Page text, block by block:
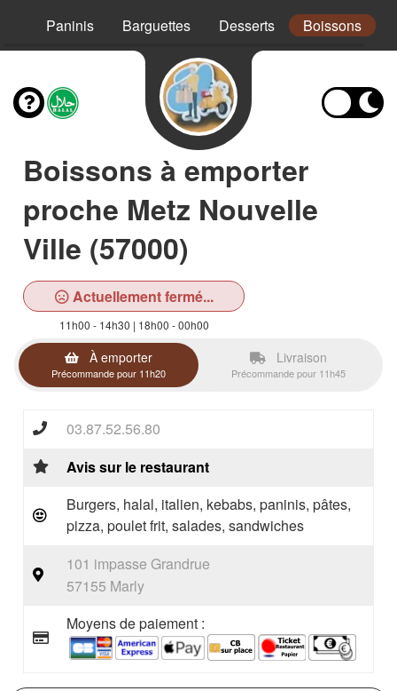
Paninis Barguettes Desserts Boissons
Boissons à emporter
proche Metz Nouvelle
Ville (57000)
Actuellement fermé...
11h00 - 14h30 | 18h00 - 00h00
À emporter
Précommande pour 11h20
Livraison
Précommande pour 11h45
03.87.52.56.80
Avis sur le restaurant
Burgers, halal, italien, kebabs, paninis, pâtes,
pizza, poulet frit, salades, sandwiches
101 impasse Grandrue
57155 Marly
Moyens de paiement :